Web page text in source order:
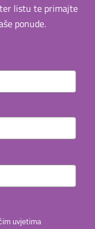
listu te primajte
ponude.
uvjetima